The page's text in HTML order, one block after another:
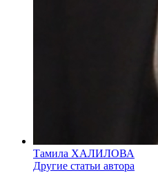
Тамила ХАЛИЛОВА
Другие статьи автора